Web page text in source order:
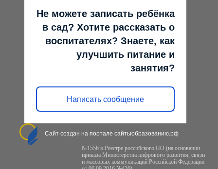
Не можете записать ребёнка
в сад? Хотите рассказать о
воспитателях? Знаете, как
улучшить питание и
занятия?
Написать сообщение
Сайт создан на портале сайтыобразованию.рф
№1556 в Реестре российского ПО (на основании
приказа Министерства цифрового развития, связи
и массовых коммуникаций Российской Федерации